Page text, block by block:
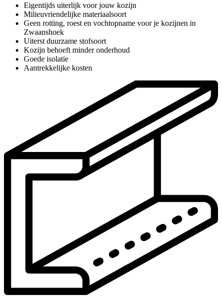
Eigentijds uiterlijk voor jouw kozijn
Milieuvriendelijke materiaalsoort
Geen rotting, roest en vochtopname voor je kozijnen in
Zwaanshoek
Uiterst duurzame stofsoort
Kozijn behoeft minder onderhoud
Goede isolatie
Aantrekkelijke kosten